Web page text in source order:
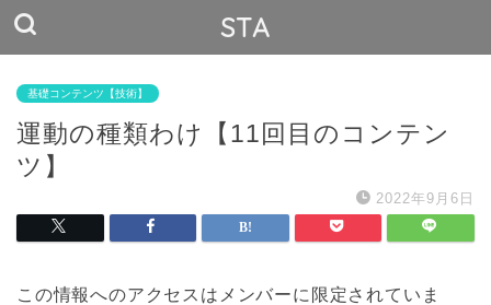
STA
基礎コンテンツ【技術】
運動の種類わけ【11回目のコンテン
ツ】
2022年9月6日
この情報へのアクセスはメンバーに限定されていま